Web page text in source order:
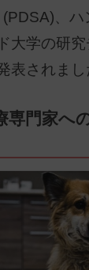
、ハ
大学の研
表されまし
専門家へ